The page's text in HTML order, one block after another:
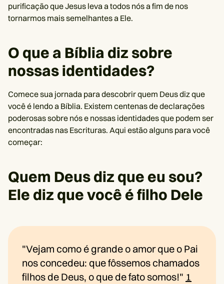
purificação que Jesus leva a todos nós a fim de nos
tornarmos mais semelhantes a Ele.
O que a Bíblia diz sobre
nossas identidades?
Comece sua jornada para descobrir quem Deus diz que
você é lendo a Bíblia. Existem centenas de declarações
poderosas sobre nós e nossas identidades que podem ser
encontradas nas Escrituras. Aqui estão alguns para você
começar:
Quem Deus diz que eu sou?
Ele diz que você é filho Dele
"Vejam como é grande o amor que o Pai
nos concedeu: que fôssemos chamados
filhos de Deus, o que de fato somos!" 1